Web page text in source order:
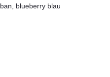
blueberry blau